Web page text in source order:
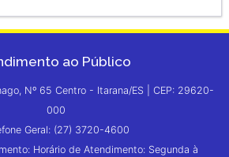
ao Público
Nº 65 Centro - Itarana/ES | CEP: 29620-
000
Geral: (27) 3720-4600
Horário de Atendimento: Segunda à